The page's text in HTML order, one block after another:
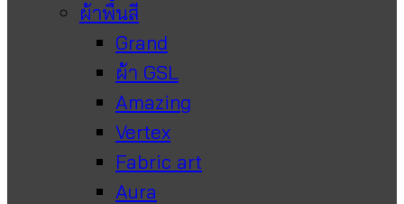
ผ้าพื้นสี
Grand
ผ้า GSL
Amazing
Vertex
Fabric art
Aura